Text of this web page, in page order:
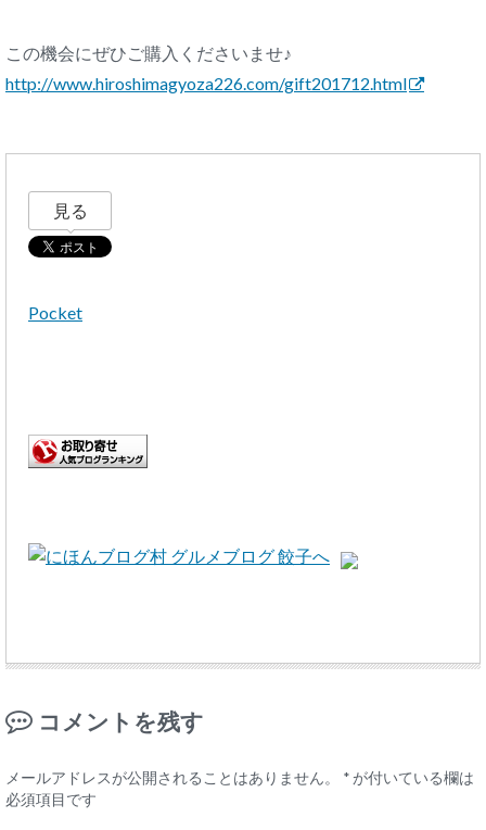
この機会にぜひご購入くださいませ♪
http://www.hiroshimagyoza226.com/gift201712.html
見る
Pocket
コメントを残す
メールアドレスが公開されることはありません。 * が付いている欄は
必須項目です